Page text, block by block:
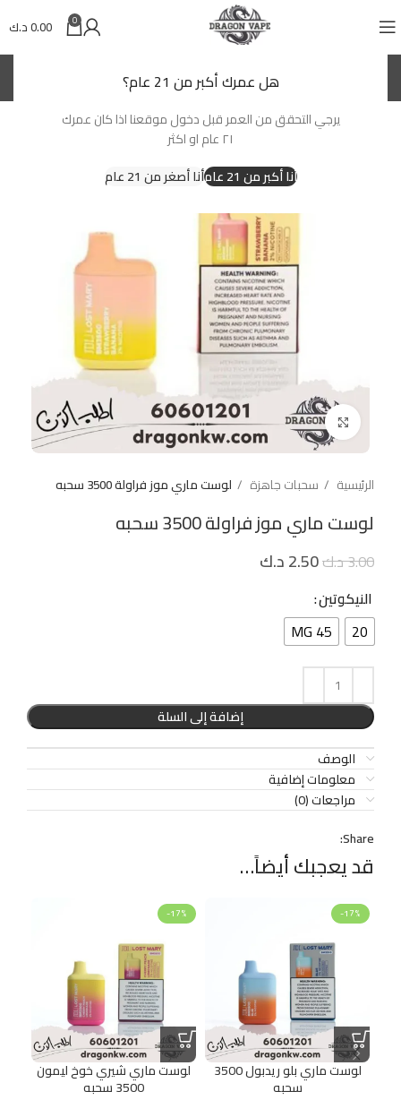
هل عمرك أكبر من 21 عام؟
يرجي التحقق من العمر قبل دخول موقعنا اذا كان عمرك
٢١ عام او اكثر
أنا أكبر من 21 عام
أنا أصغر من 21 عام
0
0.00د.ك
Click to enlarge
الرئيسية سحبات جاهزة لوست ماري موز فراولة 3500 سحبه
لوست ماري موز فراولة 3500 سحبه
3.00د.ك2.50د.ك
النيكوتين
20
45 MG
إضافة إلى السلة
الوصف
معلومات إضافية
مراجعات (0)
Share:
قد يعجبك أيضاً…
-17%
لوست ماري بلو ريدبول 3500
سحبه
-17%
لوست ماري شيري خوخ ليمون
3500 سحبه